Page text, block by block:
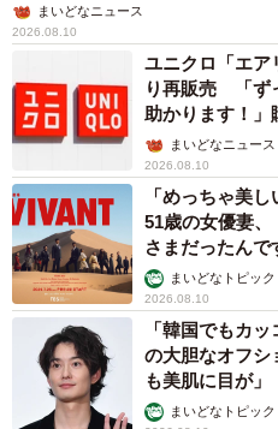
まいどなニュース
2026.08.10
ユニクロ「エア
り再販売 「ず
助かります！」
まいどなニュース
2026.08.10
「めっちゃ美
51歳の女優妻
さまだったんで
まいどなトピック
2026.08.10
「韓国でもカ
の大胆なオフ
も美肌に目が」
っこいい」
まいどなトピック